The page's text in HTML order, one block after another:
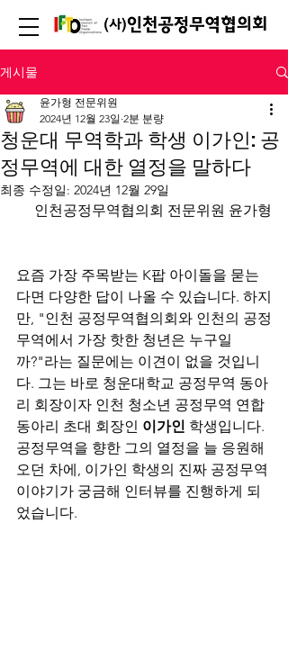
게시물
청운대 무역학과 학생 이가인: 공
정무역에 대한 열정을 말하다
윤가형 전문위원
2024년 12월 23일 2분 분량
최종 수정일: 2024년 12월 29일
인천공정무역협의회 전문위원 윤가형
요즘 가장 주목받는 K팝 아이돌을 묻는
다면 다양한 답이 나올 수 있습니다. 하지
만, "인천 공정무역협의회와 인천의 공정
무역에서 가장 핫한 청년은 누구일
까?"라는 질문에는 이견이 없을 것입니
다. 그는 바로 청운대학교 공정무역 동아
리 회장이자 인천 청소년 공정무역 연합
동아리 초대 회장인 이가인 학생입니다.
공정무역을 향한 그의 열정을 늘 응원해
오던 차에, 이가인 학생의 진짜 공정무역
이야기가 궁금해 인터뷰를 진행하게 되
었습니다.